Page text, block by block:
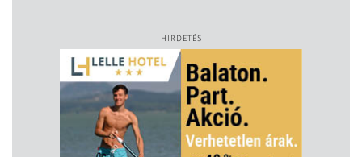
HIRDETÉS